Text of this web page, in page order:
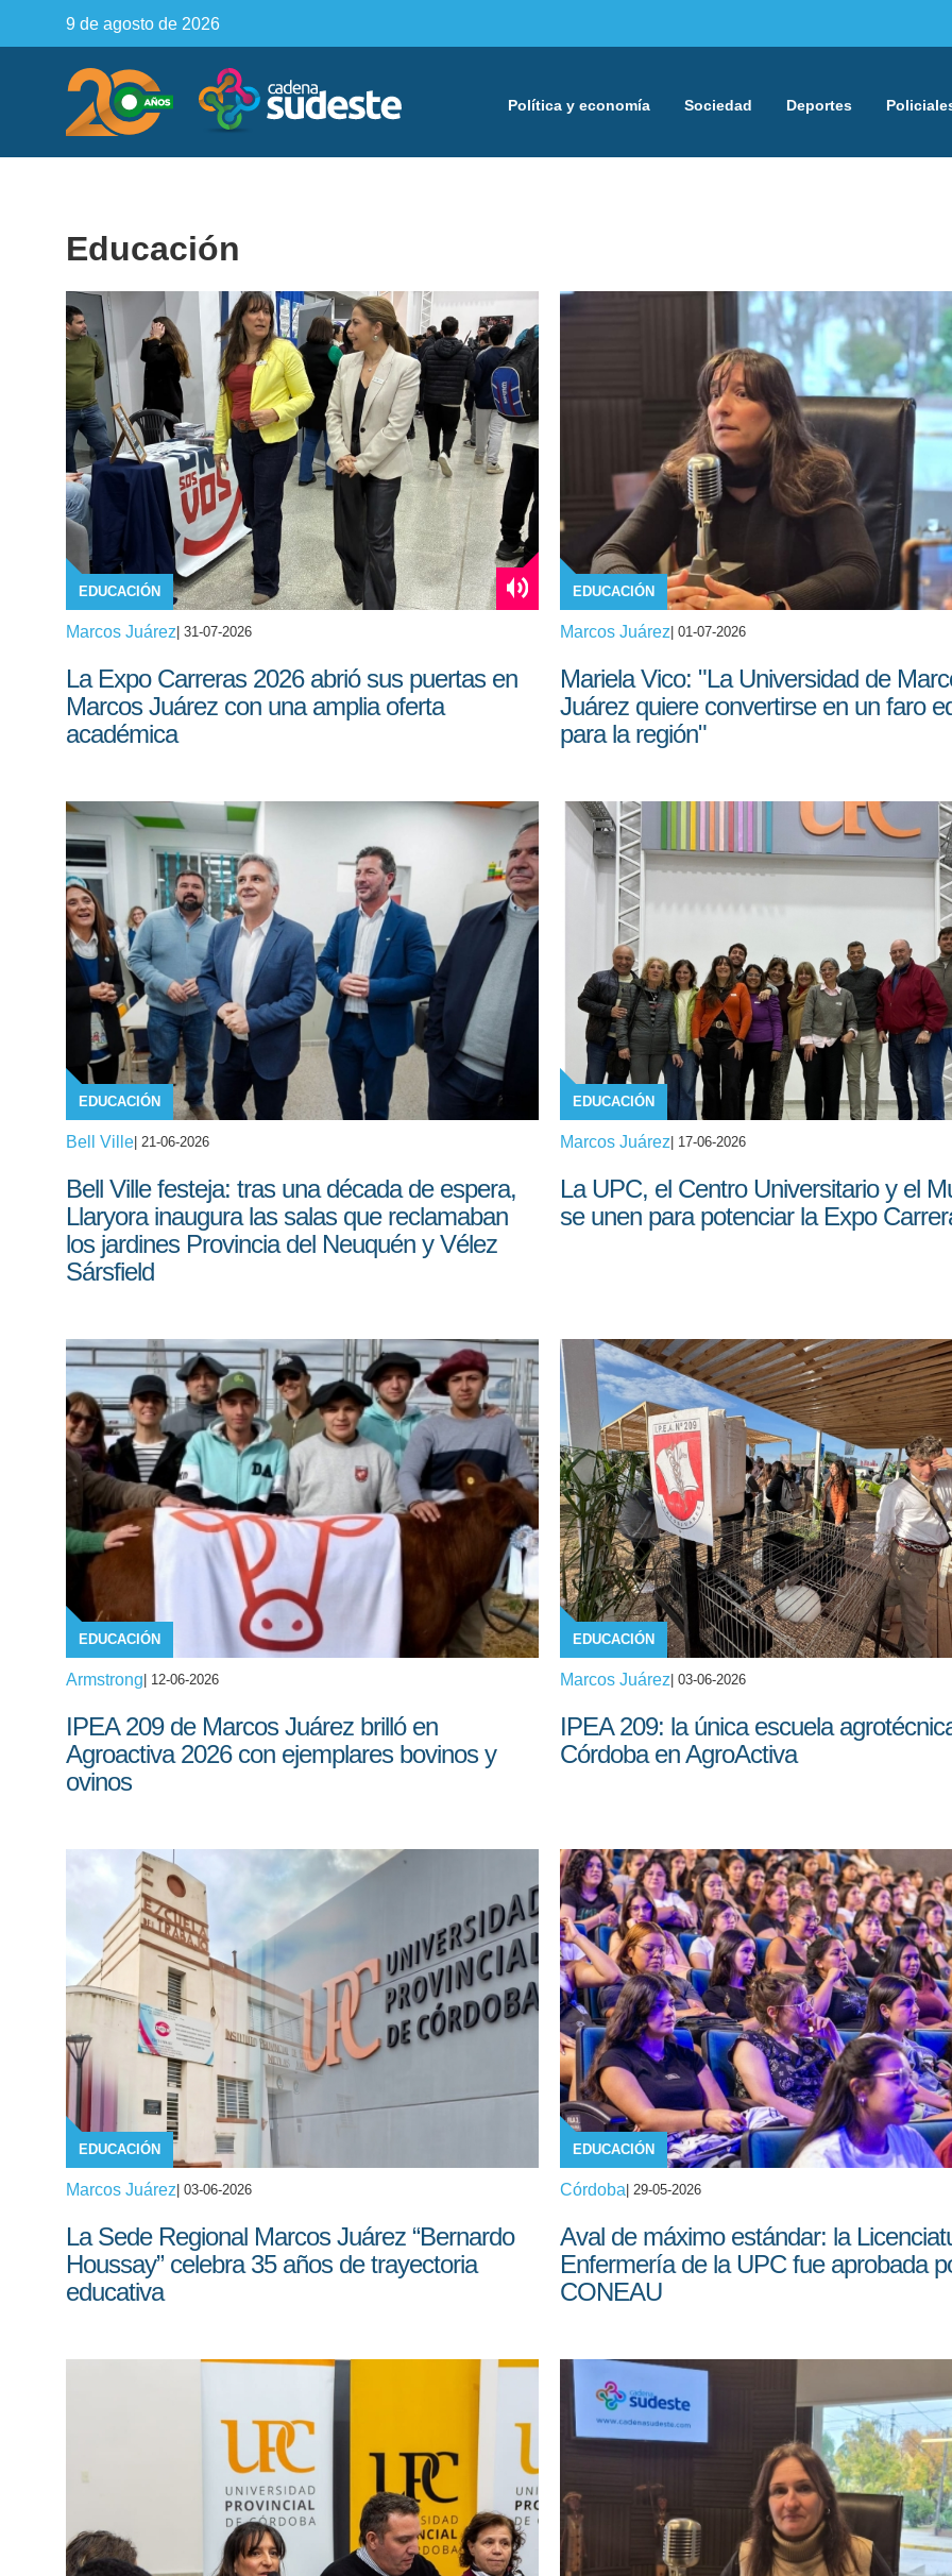
9 de agosto de 2026
Política y economía Sociedad Deportes
Educación
EDUCACIÓN
Marcos Juárez | 31-07-2026
La Expo Carreras 2026 abrió sus puertas en
Marcos Juárez con una amplia oferta
académica
EDUCACIÓN
Marcos Juárez | 01-07-2026
Mariela Vico: "La Universidad de
Juárez quiere convertirse en un faro
para la región"
EDUCACIÓN
Bell Ville | 21-06-2026
Bell Ville festeja: tras una década de espera,
Llaryora inaugura las salas que reclamaban
los jardines Provincia del Neuquén y Vélez
Sársfield
EDUCACIÓN
Marcos Juárez | 17-06-2026
La UPC, el Centro Universitario y el
se unen para potenciar la Expo
EDUCACIÓN
Armstrong | 12-06-2026
IPEA 209 de Marcos Juárez brilló en
Agroactiva 2026 con ejemplares bovinos y
ovinos
EDUCACIÓN
Marcos Juárez | 03-06-2026
IPEA 209: la única escuela
Córdoba en AgroActiva
EDUCACIÓN
Marcos Juárez | 03-06-2026
La Sede Regional Marcos Juárez “Bernardo
Houssay” celebra 35 años de trayectoria
educativa
EDUCACIÓN
Córdoba | 29-05-2026
Aval de máximo estándar: la
Enfermería de la UPC fue aprobada
CONEAU